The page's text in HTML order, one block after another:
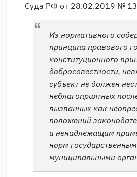
Суда РФ от 28.02.2019 №
Из нормативного
принципа правового
конституционного
добросовестности,
субъект не должен
неблагоприятных
вызванных как
положений
и ненадлежащим
норм
муниципальными